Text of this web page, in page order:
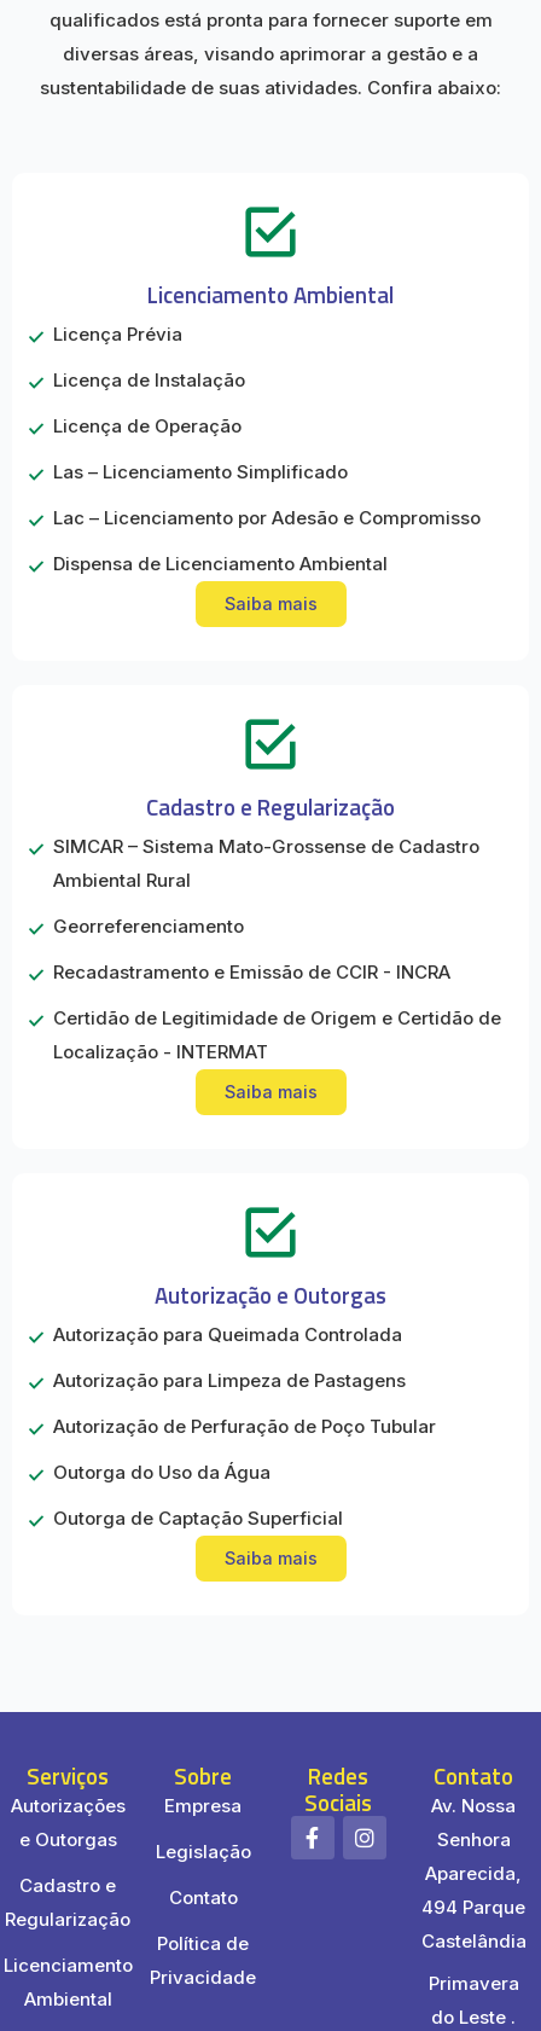
qualificados está pronta para fornecer suporte em
diversas áreas, visando aprimorar a gestão e a
sustentabilidade de suas atividades. Confira abaixo:
Licenciamento Ambiental
Licença Prévia
Licença de Instalação
Licença de Operação
Las – Licenciamento Simplificado
Lac – Licenciamento por Adesão e Compromisso
Dispensa de Licenciamento Ambiental
Saiba mais
Cadastro e Regularização
SIMCAR – Sistema Mato-Grossense de Cadastro
Ambiental Rural
Georreferenciamento
Recadastramento e Emissão de CCIR - INCRA
Certidão de Legitimidade de Origem e Certidão de
Localização - INTERMAT
Saiba mais
Autorização e Outorgas
Autorização para Queimada Controlada
Autorização para Limpeza de Pastagens
Autorização de Perfuração de Poço Tubular
Outorga do Uso da Água
Outorga de Captação Superficial
Saiba mais
Serviços
Autorizações
e Outorgas
Cadastro e
Regularização
Licenciamento
Ambiental
Sobre
Empresa
Legislação
Contato
Política de
Privacidade
Redes
Sociais
F
a
I
n
Contato
Av. Nossa
Senhora
Aparecida,
494 Parque
Castelândia
Primavera
do Leste .